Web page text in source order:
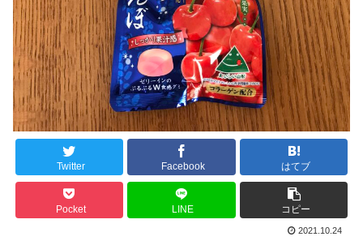
Twitter Facebook はてブ
Pocket LINE コピー
2021.10.24